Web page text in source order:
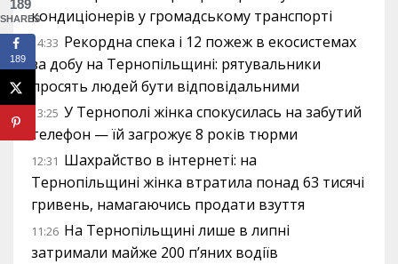
кондиціонерів у громадському транспорті
14:33 Рекордна спека і 12 пожеж в екосистемах
за добу на Тернопільщині: рятувальники
просять людей бути відповідальними
13:25 У Тернополі жінка спокусилась на забутий
телефон — їй загрожує 8 років тюрми
12:31 Шахрайство в інтернеті: на
Тернопільщині жінка втратила понад 63 тисячі
гривень, намагаючись продати взуття
11:26 На Тернопільщині лише в липні
затримали майже 200 п’яних водіїв
189
SHARES
189